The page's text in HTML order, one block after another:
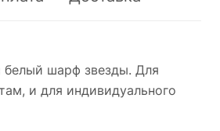
шарф звезды. Для
и для индивидуального